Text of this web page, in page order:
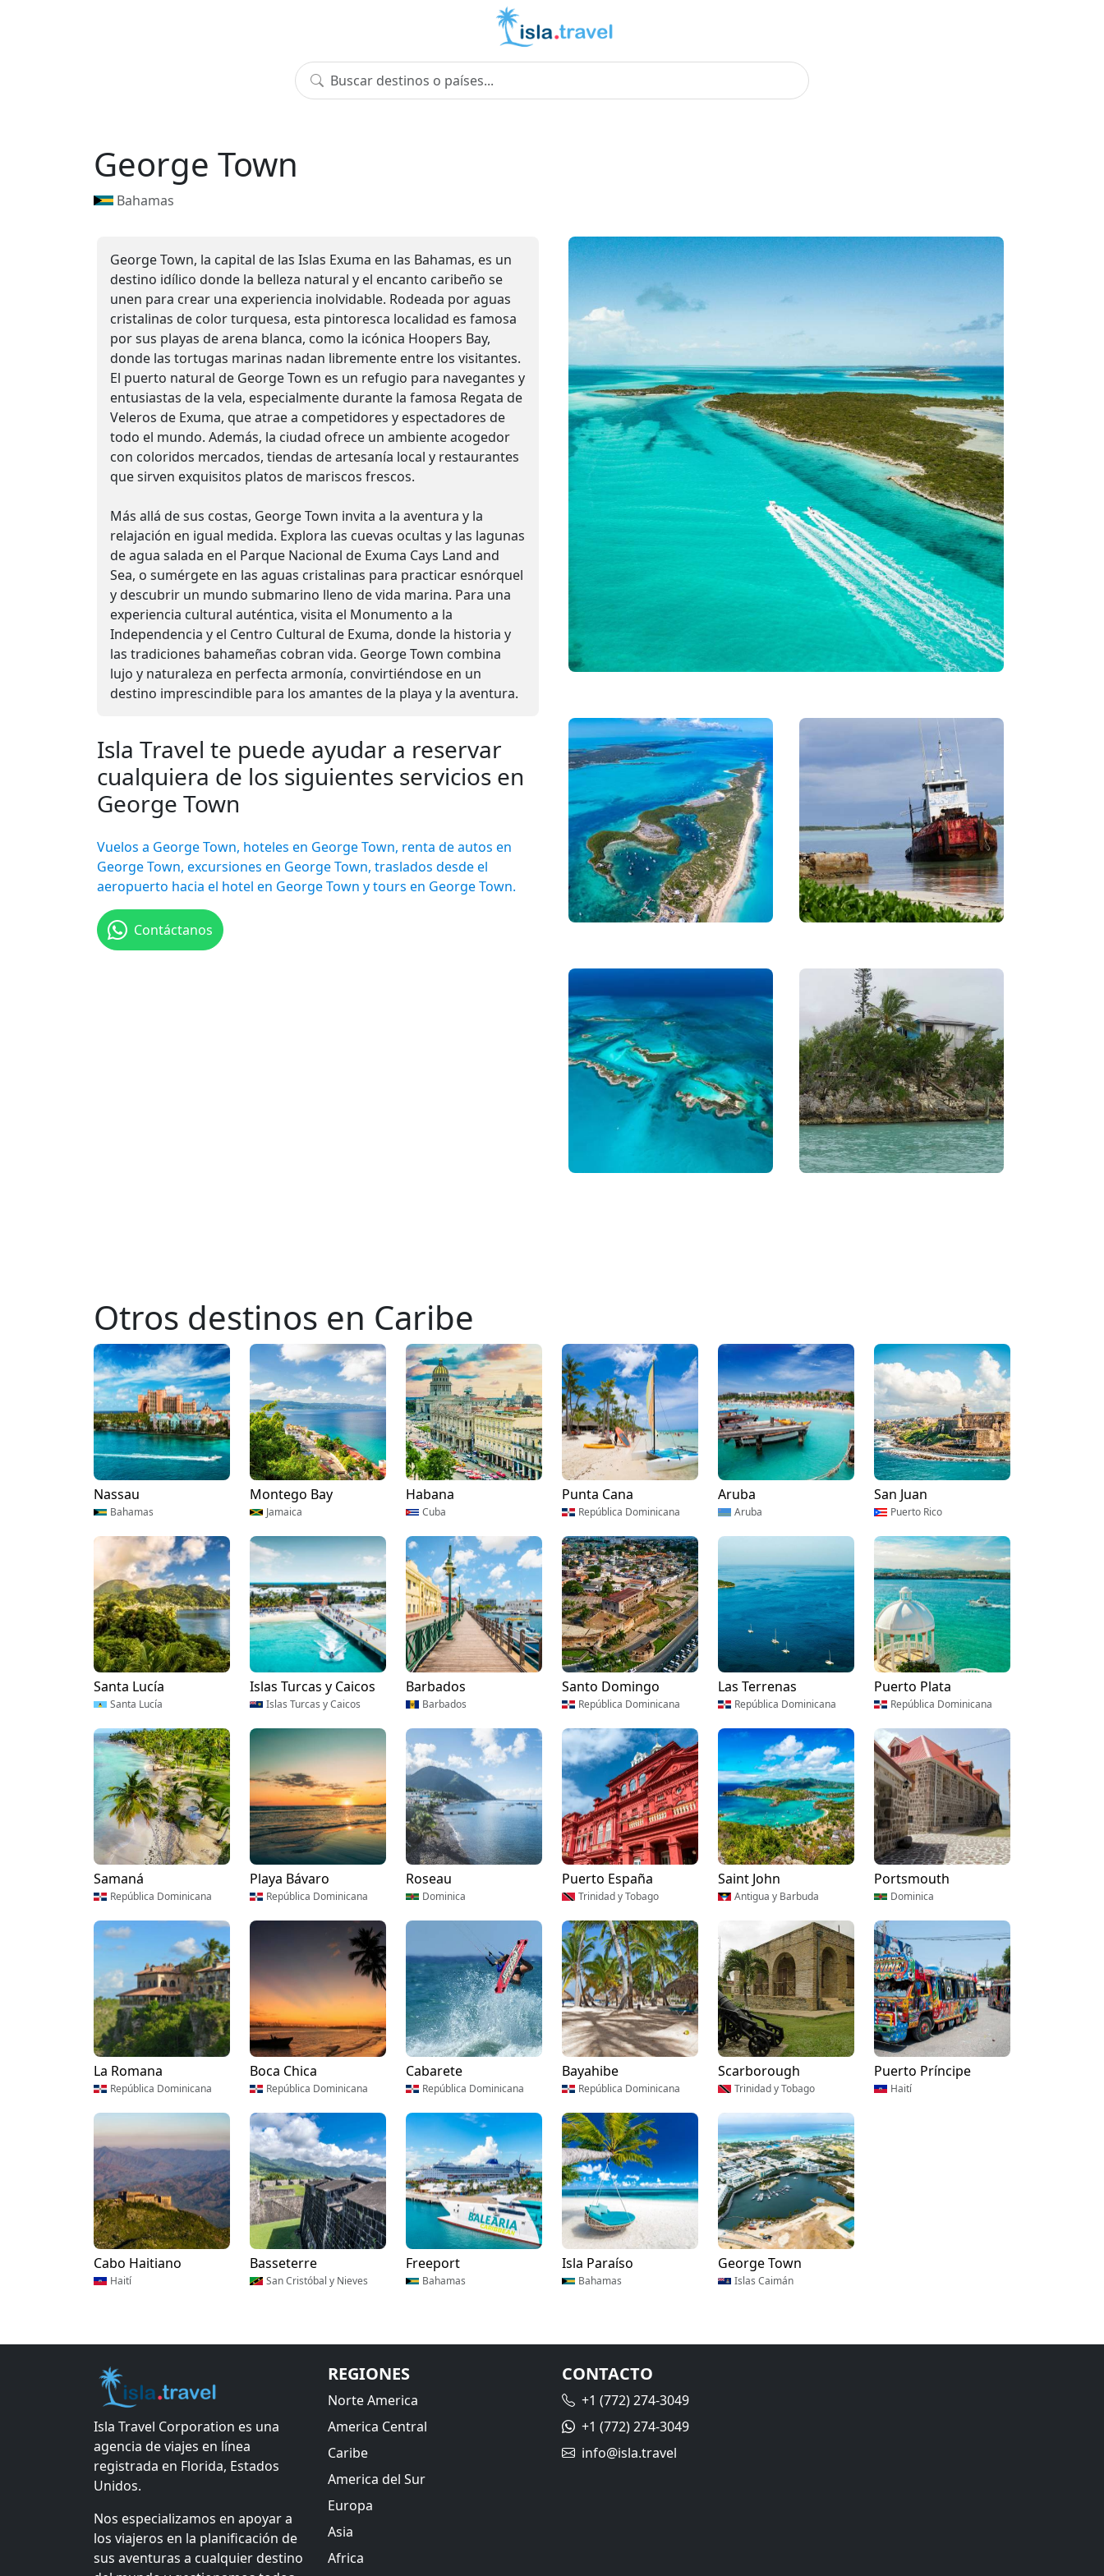
George Town
Bahamas
George Town, la capital de las Islas Exuma en las Bahamas, es un
destino idílico donde la belleza natural y el encanto caribeño se
unen para crear una experiencia inolvidable. Rodeada por aguas
cristalinas de color turquesa, esta pintoresca localidad es famosa
por sus playas de arena blanca, como la icónica Hoopers Bay,
donde las tortugas marinas nadan libremente entre los visitantes.
El puerto natural de George Town es un refugio para navegantes y
entusiastas de la vela, especialmente durante la famosa Regata de
Veleros de Exuma, que atrae a competidores y espectadores de
todo el mundo. Además, la ciudad ofrece un ambiente acogedor
con coloridos mercados, tiendas de artesanía local y restaurantes
que sirven exquisitos platos de mariscos frescos.
Más allá de sus costas, George Town invita a la aventura y la
relajación en igual medida. Explora las cuevas ocultas y las lagunas
de agua salada en el Parque Nacional de Exuma Cays Land and
Sea, o sumérgete en las aguas cristalinas para practicar esnórquel
y descubrir un mundo submarino lleno de vida marina. Para una
experiencia cultural auténtica, visita el Monumento a la
Independencia y el Centro Cultural de Exuma, donde la historia y
las tradiciones bahameñas cobran vida. George Town combina
lujo y naturaleza en perfecta armonía, convirtiéndose en un
destino imprescindible para los amantes de la playa y la aventura.
Isla Travel te puede ayudar a reservar
cualquiera de los siguientes servicios en
George Town
Vuelos a George Town, hoteles en George Town, renta de autos en
George Town, excursiones en George Town, traslados desde el
aeropuerto hacia el hotel en George Town y tours en George Town.
Contáctanos
Otros destinos en Caribe
Nassau
Bahamas
Montego Bay
Jamaica
Habana
Cuba
Punta Cana
República Dominicana
Aruba
Aruba
San Juan
Puerto Rico
Santa Lucía
Santa Lucía
Islas Turcas y Caicos
Islas Turcas y Caicos
Barbados
Barbados
Santo Domingo
República Dominicana
Las Terrenas
República Dominicana
Puerto Plata
República Dominicana
Samaná
República Dominicana
Playa Bávaro
República Dominicana
Roseau
Dominica
Puerto España
Trinidad y Tobago
Saint John
Antigua y Barbuda
Portsmouth
Dominica
La Romana
República Dominicana
Boca Chica
República Dominicana
Cabarete
República Dominicana
Bayahibe
República Dominicana
Scarborough
Trinidad y Tobago
Puerto Príncipe
Haití
Cabo Haitiano
Haití
Basseterre
San Cristóbal y Nieves
Freeport
Bahamas
Isla Paraíso
Bahamas
George Town
Islas Caimán
Isla Travel Corporation es una
agencia de viajes en línea
registrada en Florida, Estados
Unidos.
Nos especializamos en apoyar a
los viajeros en la planificación de
sus aventuras a cualquier destino
REGIONES
Norte America
America Central
Caribe
America del Sur
Europa
Asia
Africa
CONTACTO
+1 (772) 274-3049
+1 (772) 274-3049
info@isla.travel